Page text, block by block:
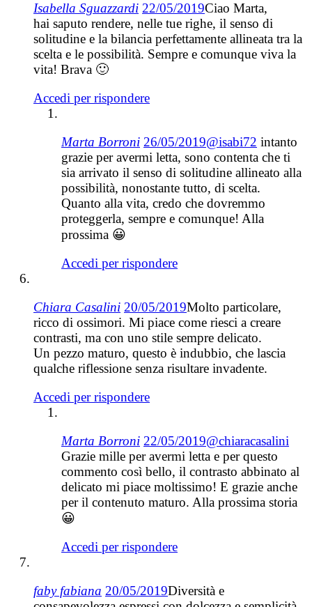
Isabella Sguazzardi 22/05/2019Ciao Marta,
hai saputo rendere, nelle tue righe, il senso di
solitudine e la bilancia perfettamente allineata tra la
scelta e le possibilità. Sempre e comunque viva la
vita! Brava 🙂
Accedi per rispondere
Marta Borroni 26/05/2019@isabi72 intanto
grazie per avermi letta, sono contenta che ti
sia arrivato il senso di solitudine allineato alla
possibilità, nonostante tutto, di scelta.
Quanto alla vita, credo che dovremmo
proteggerla, sempre e comunque! Alla
prossima 😀
Accedi per rispondere
Chiara Casalini 20/05/2019Molto particolare,
ricco di ossimori. Mi piace come riesci a creare
contrasti, ma con uno stile sempre delicato.
Un pezzo maturo, questo è indubbio, che lascia
qualche riflessione senza risultare invadente.
Accedi per rispondere
Marta Borroni 22/05/2019@chiaracasalini
Grazie mille per avermi letta e per questo
commento così bello, il contrasto abbinato al
delicato mi piace moltissimo! E grazie anche
per il contenuto maturo. Alla prossima storia
😀
Accedi per rispondere
faby fabiana 20/05/2019Diversità e